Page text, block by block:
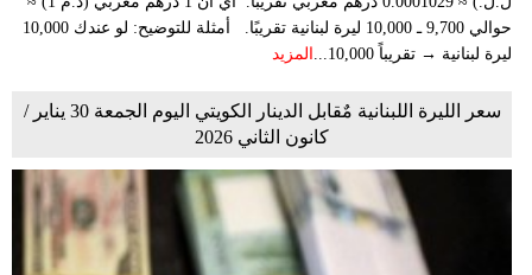
حوالي 9,700 ـ 10,000 ليرة لبنانية تقريبًا. أمثلة للتوضيح: لو عندك 10,000
ليرة لبنانية → تقريباً 10,000...
المزيد
سعر الليرة اللبنانية مٌقابل الدينار الكويتي اليوم الجمعة 30 يناير /
كانون الثاني 2026